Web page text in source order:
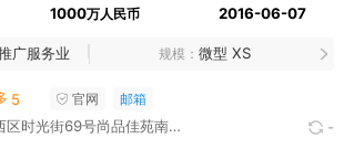
1000万人民币 2016-06-07
广服务业 规模 微型 XS
5 官网 邮箱
河北省石家庄市桥西区时光街69号尚品佳苑南区15号住宅楼底商103 -